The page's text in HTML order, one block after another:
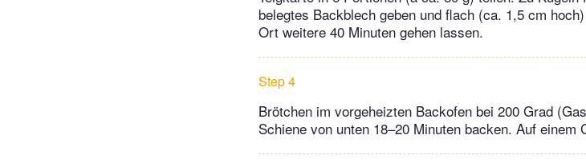
belegtes Backblech geben und flach (ca. 1,5 cm
Ort weitere 40 Minuten gehen lassen.
Step 4
Brötchen im vorgeheizten Backofen bei 200 Grad
Schiene von unten 18–20 Minuten backen. Auf einem